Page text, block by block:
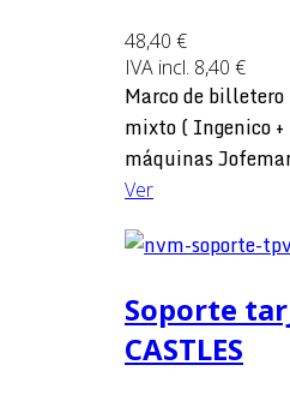
48,40 €
IVA incl. 8,40 €
Marco de
mixto ( Ingenico
máquinas
Ver
Soporte
CASTLES